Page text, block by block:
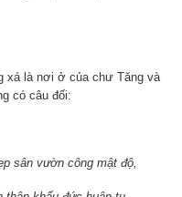
xá là nơi ở của chư Tăng và
có câu đối:
sân vườn công mật độ,